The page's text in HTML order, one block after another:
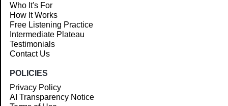
Who It's For
How It Works
Free Listening Practice
Intermediate Plateau
Testimonials
Contact Us
POLICIES
Privacy Policy
AI Transparency Notice